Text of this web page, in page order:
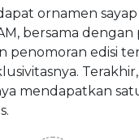
ornamen
bersama
penomoran edisi
mendapatkan